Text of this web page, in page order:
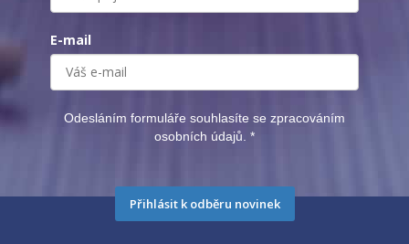
E-mail
Odesláním formuláře souhlasíte se zpracováním
osobních údajů. *
Přihlásit k odběru novinek